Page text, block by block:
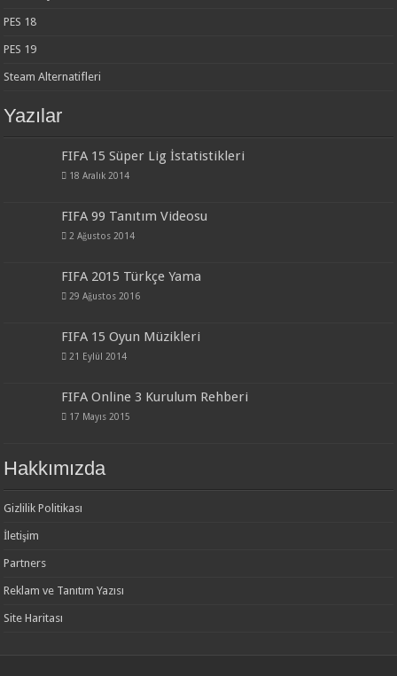
PES 18
PES 19
Steam Alternatifleri
Yazılar
FIFA 15 Süper Lig İstatistikleri
18 Aralık 2014
FIFA 99 Tanıtım Videosu
2 Ağustos 2014
FIFA 2015 Türkçe Yama
29 Ağustos 2016
FIFA 15 Oyun Müzikleri
21 Eylül 2014
FIFA Online 3 Kurulum Rehberi
17 Mayıs 2015
Hakkımızda
Gizlilik Politikası
İletişim
Partners
Reklam ve Tanıtım Yazısı
Site Haritası